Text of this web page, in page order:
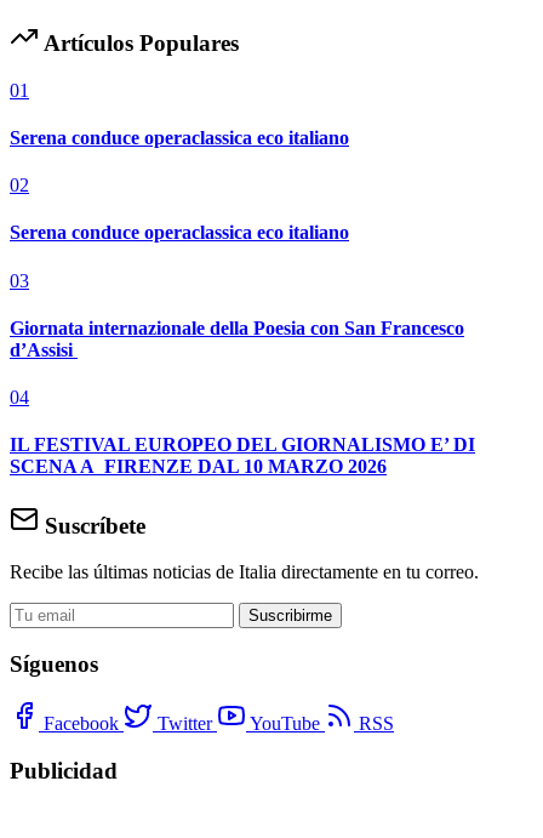
Artículos Populares
01
Serena conduce operaclassica eco italiano
02
Serena conduce operaclassica eco italiano
03
Giornata internazionale della Poesia con San Francesco
d’Assisi
04
IL FESTIVAL EUROPEO DEL GIORNALISMO E’ DI
SCENA A FIRENZE DAL 10 MARZO 2026
Suscríbete
Recibe las últimas noticias de Italia directamente en tu correo.
Suscribirme
Síguenos
Facebook Twitter YouTube RSS
Publicidad